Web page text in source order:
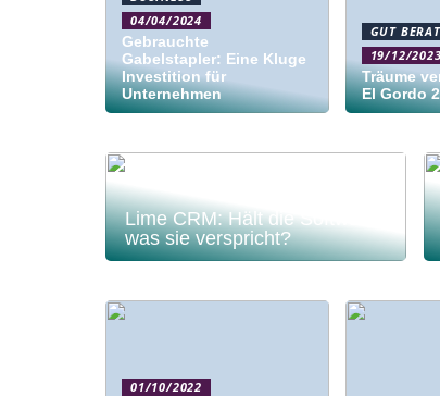
04/04/2024
Gebrauchte
Gabelstapler: Eine Kluge
Investition für
Unternehmen
GUT
19/12/2023
Träume
El Gordo
Lime CRM: Hält die Software,
was sie verspricht?
01/10/2022